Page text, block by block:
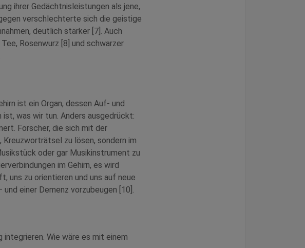
ihrer Gedächtnisleistungen als jene,
verschlechterte sich die geistige
deutlich stärker [7]. Auch
Rosenwurz [8] und schwarzer
ist ein Organ, dessen Auf- und
ist, was wir tun. Anders ausgedrückt:
Forscher, die sich mit der
Kreuzworträtsel zu lösen, sondern im
oder gar Musikinstrument zu
im Gehirn, es wird
uns zu orientieren und uns auf neue
einer Demenz vorzubeugen [10].
integrieren. Wie wäre es mit einem